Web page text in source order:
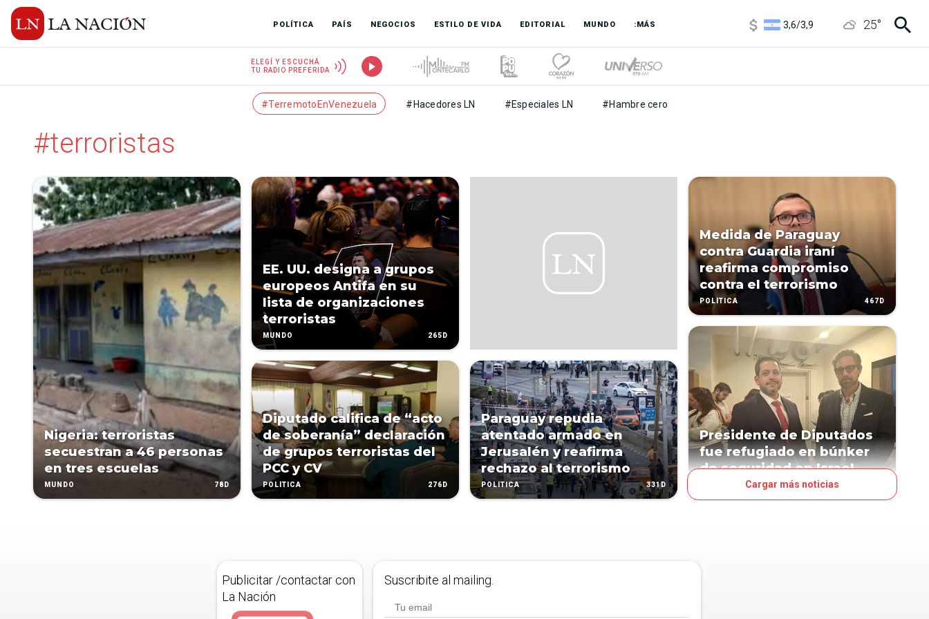
POLÍTICA PAÍS NEGOCIOS ESTILO DE VIDA EDITORIAL MUNDO :MÁS
3,6/3,9
25°
ELEGÍ Y ESCUCHÁ
TU RADIO PREFERIDA
#TerremotoEnVenezuela #Hacedores LN #Especiales LN #Hambre cero
#terroristas
Nigeria: terroristas
secuestran a 46 personas
en tres escuelas
MUNDO 78D
EE. UU. designa a grupos
europeos Antifa en su
lista de organizaciones
terroristas
MUNDO 265D
Diputado califica de “acto
de soberanía” declaración
de grupos terroristas del
PCC y CV
POLÍTICA 276D
Paraguay repudia
atentado armado en
Jerusalén y reafirma
rechazo al terrorismo
POLÍTICA 331D
Medida de Paraguay
contra Guardia iraní
reafirma compromiso
contra el terrorismo
POLÍTICA 467D
Presidente de Diputados
fue refugiado en búnker
de seguridad en Israel
Cargar más noticias
Publicitar /contactar con
La Nación
Suscribite al mailing.